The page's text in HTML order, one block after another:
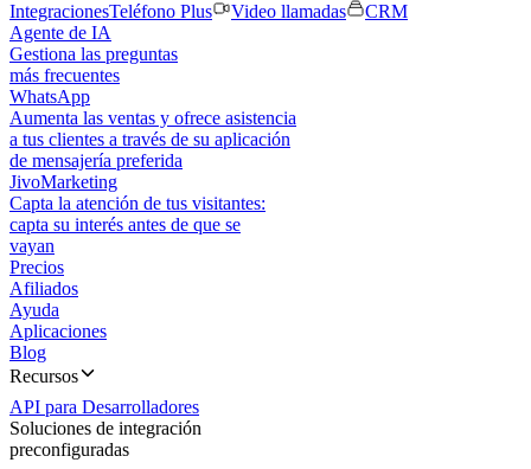
IntegracionesTeléfono Plus Video llamadas
CRM
Agente de IA
Gestiona las preguntas
más frecuentes
WhatsApp
Aumenta las ventas y ofrece asistencia
a tus clientes a través de su aplicación
de mensajería preferida
JivoMarketing
Capta la atención de tus visitantes:
capta su interés antes de que se
vayan
Precios
Afiliados
Ayuda
Aplicaciones
Blog
Recursos
API para Desarrolladores
Soluciones de integración
preconfiguradas